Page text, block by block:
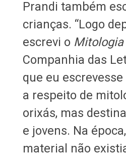
Prandi também
crianças. “Logo
escrevi o Mitologia
Companhia das
que eu
a respeito de
orixás, mas
e jovens. Na
material não